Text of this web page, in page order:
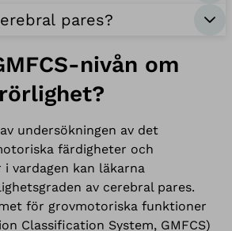
pares?
nivån om
undersökningen av det
färdigheter och
vardagen kan läkarna
av cerebral pares.
för grovmotoriska funktioner
Classification System, GMFCS)